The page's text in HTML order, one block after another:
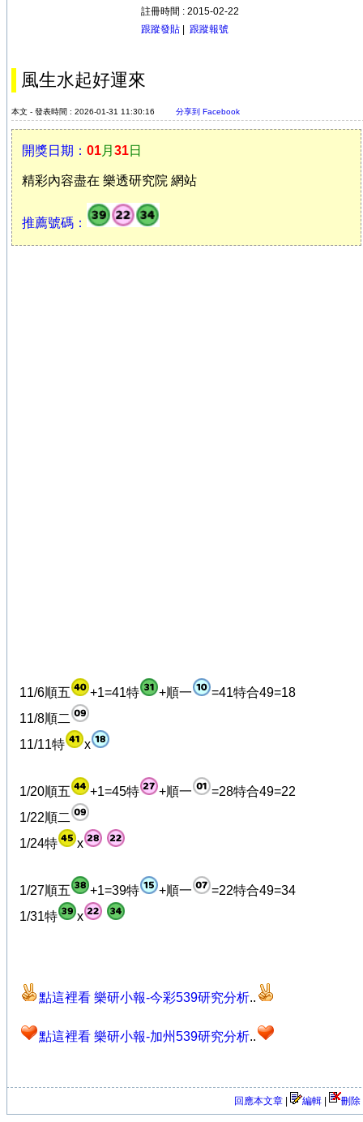
註冊時間 : 2015-02-22
跟蹤發貼
跟蹤報號
風生水起好運來
本文 - 發表時間 : 2026-01-31 11:30:16 分享到 Facebook
開獎日期： 01月 31日
精彩內容盡在 樂透研究院 網站
推薦號碼：
11/6順五 +1=41特 +順一
=41特合49=18
11/8順二
11/11特
x
1/20順五 +1=45特 +順一
=28特合49=22
1/22順二
1/24特
x
1/27順五 +1=39特 +順一
=22特合49=34
1/31特
x
點這裡看 樂研小報-今彩539研究分析..
點這裡看 樂研小報-加州539研究分析..
回應本文章 編輯 刪除